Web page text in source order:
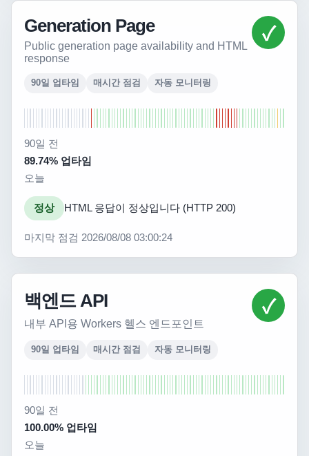
Generation Page
Public generation page availability and HTML
response
90일 업타임 매시간 점검 자동 모니터링
✓
90일 전
89.74% 업타임
오늘
정상 HTML 응답이 정상입니다 (HTTP 200)
마지막 점검 2026/08/08 03:00:24
백엔드 API
내부 API용 Workers 헬스 엔드포인트
90일 업타임 매시간 점검 자동 모니터링
✓
90일 전
100.00% 업타임
오늘